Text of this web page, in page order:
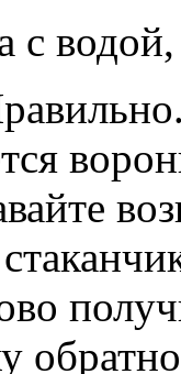
с водой,